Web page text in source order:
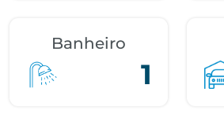
Banheiro
1